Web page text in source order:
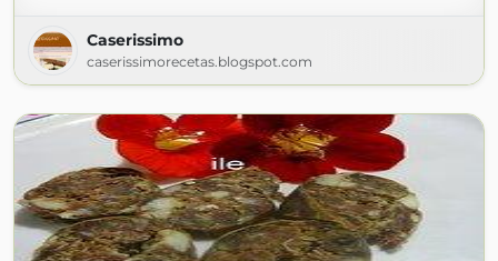
Caserissimo
caserissimorecetas.blogspot.com